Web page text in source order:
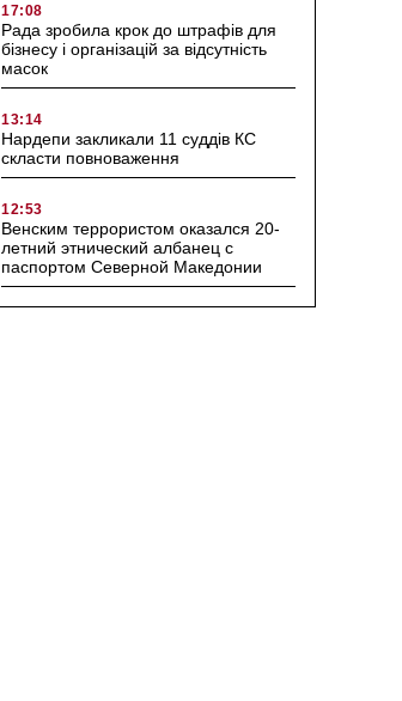
17:08
Рада зробила крок до штрафів для
бізнесу і організацій за відсутність
масок
13:14
Нардепи закликали 11 суддів КС
скласти повноваження
12:53
Венским террористом оказался 20-
летний этнический албанец с
паспортом Северной Македонии